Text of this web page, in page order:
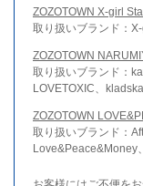
ZOZOTOWN X-girl
取り扱いブランド：
ZOZOTOWN
取り扱いブランド：
LOVETOXIC、
ZOZOTOWN
取り扱いブランド：
Love&Peace&Money